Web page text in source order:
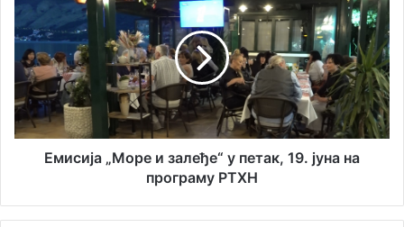
р
о
е
а
у
м
с
и
ј
а
„
М
Емисија „Море и залеђе“ у петак, 19. јуна на
програму РТХН